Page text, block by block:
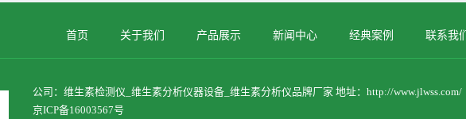
首页 关于我们 产品展示 新闻中心 经典案例 联系我们
公司：维生素检测仪_维生素分析仪器设备_维生素分析仪品牌厂家 地址：http://www.jlwss.com/
京ICP备16003567号